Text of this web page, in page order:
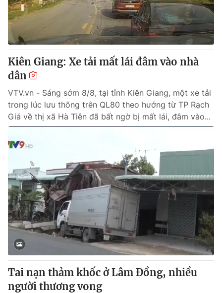
Kiên Giang: Xe tải mất lái đâm vào nhà
dân
VTV.vn - Sáng sớm 8/8, tại tỉnh Kiên Giang, một xe tải
trong lúc lưu thông trên QL80 theo hướng từ TP Rạch
Giá về thị xã Hà Tiên đã bất ngờ bị mất lái, đâm vào...
Tai nạn thảm khốc ở Lâm Đồng, nhiều
người thương vong